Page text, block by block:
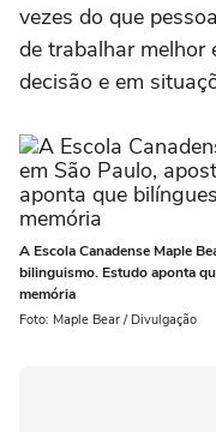
vezes do que
de trabalhar melhor
decisão e em
A Escola Canadense Maple
bilinguismo. Estudo aponta
memória
Foto: Maple Bear / Divulgação